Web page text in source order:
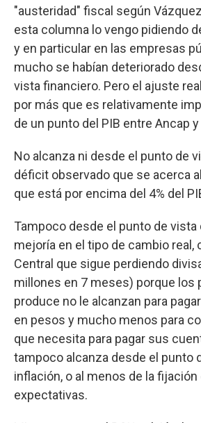
"austeridad" fiscal según
esta columna lo vengo pidiendo
y en particular en las empresas
mucho se habían deteriorado
vista financiero. Pero el ajuste
por más que es relativamente
de un punto del PIB entre Ancap y
No alcanza ni desde el punto de
déficit observado que se acerca
que está por encima del 4% del
Tampoco desde el punto de vista
mejoría en el tipo de cambio real,
Central que sigue perdiendo
millones en 7 meses) porque los
produce no le alcanzan para
en pesos y mucho menos para
que necesita para pagar sus
tampoco alcanza desde el punto
inflación, o al menos de la fijación
expectativas.